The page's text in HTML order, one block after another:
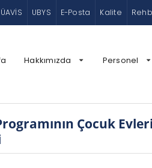
UBYS E-Posta Kalite
Hakkımızda Personel
Çocuk